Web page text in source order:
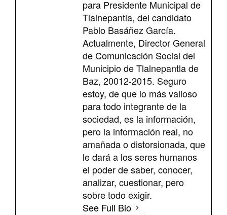
para Presidente Municipal de
Tlalnepantla, del candidato
Pablo Basáñez García.
Actualmente, Director General
de Comunicación Social del
Municipio de Tlalnepantla de
Baz, 20012-2015. Seguro
estoy, de que lo más valioso
para todo integrante de la
sociedad, es la información,
pero la información real, no
amañada o distorsionada, que
le dará a los seres humanos
el poder de saber, conocer,
analizar, cuestionar, pero
sobre todo exigir.
See Full Bio